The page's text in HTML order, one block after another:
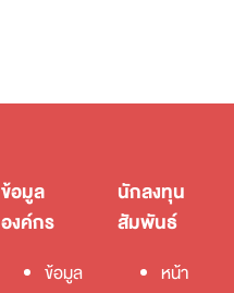
ข้อมูล
องค์กร
ข้อมูล
นักลงทุน
สัมพันธ์
หน้า